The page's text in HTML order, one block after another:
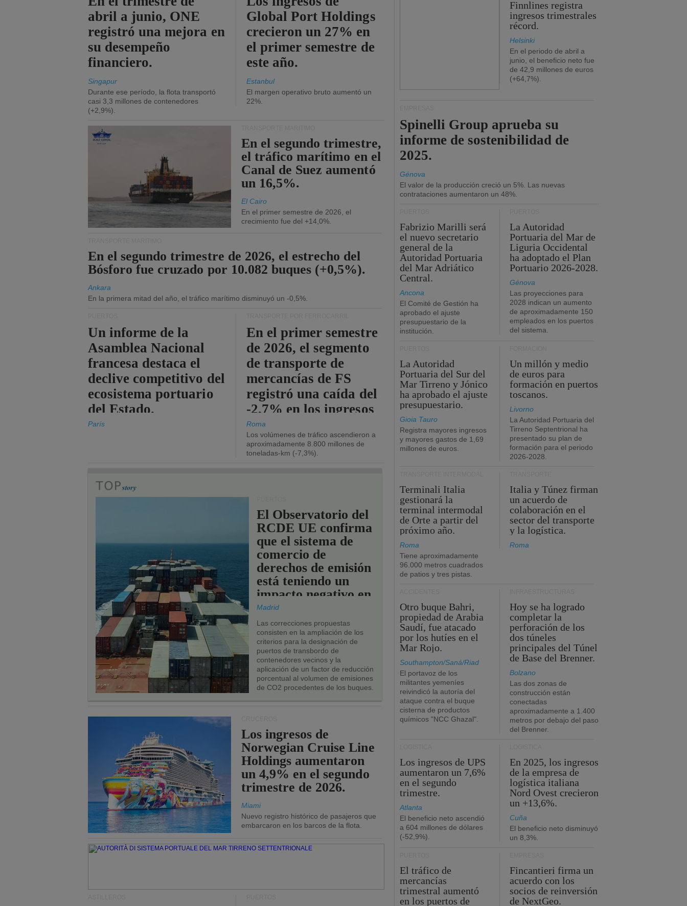
abril a junio, ONE
registró una mejora en
su desempeño
financiero.
Singapur
Durante ese período, la flota transportó
casi 3,3 millones de contenedores
(+2,9%).
Global Port Holdings
crecieron un 27% en
el primer semestre de
este año.
Estanbul
El margen operativo bruto aumentó un
22%.
En el segundo trimestre,
el tráfico marítimo en el
Canal de Suez aumentó
un 16,5%.
El Cairo
En el primer semestre de 2026, el
crecimiento fue del +14,0%.
En el segundo trimestre de 2026, el estrecho del
Bósforo fue cruzado por 10.082 buques (+0,5%).
Ankara
En la primera mitad del año, el tráfico marítimo disminuyó un -0,5%.
Un informe de la
Asamblea Nacional
francesa destaca el
declive competitivo del
ecosistema portuario
del Estado.
París
En el primer semestre
de 2026, el segmento
de transporte de
mercancías de FS
registró una caída del
-2,7% en los ingresos
operativos.
Roma
Los volúmenes de tráfico ascendieron a
aproximadamente 8.800 millones de
toneladas-km (-7,3%).
El Observatorio del
RCDE UE confirma
que el sistema de
comercio de
derechos de emisión
está teniendo un
impacto negativo en
los puertos de la
UE.
Madrid
Las correcciones propuestas
consisten en la ampliación de los
criterios para la designación de
puertos de transbordo de
contenedores vecinos y la
aplicación de un factor de reducción
porcentual al volumen de emisiones
de CO2 procedentes de los buques.
Los ingresos de
Norwegian Cruise Line
Holdings aumentaron
un 4,9% en el segundo
trimestre de 2026.
Miami
Nuevo registro histórico de pasajeros que
embarcaron en los barcos de la flota.
Finnlines registra
ingresos trimestrales
récord.
Helsinki
En el periodo de abril a
junio, el beneficio neto fue
de 42,9 millones de euros
(+64,7%).
Spinelli Group aprueba su
informe de sostenibilidad de
2025.
Génova
El valor de la producción creció un 5%. Las nuevas
contrataciones aumentaron un 48%.
Fabrizio Marilli será
el nuevo secretario
general de la
Autoridad Portuaria
del Mar Adriático
Central.
Ancona
El Comité de Gestión ha
aprobado el ajuste
presupuestario de la
institución.
La Autoridad
Portuaria del Mar de
Liguria Occidental
ha adoptado el Plan
Portuario 2026-2028.
Génova
Las proyecciones para
2028 indican un aumento
de aproximadamente 150
empleados en los puertos
del sistema.
La Autoridad
Portuaria del Sur del
Mar Tirreno y Jónico
ha aprobado el ajuste
presupuestario.
Gioia Tauro
Registra mayores ingresos
y mayores gastos de 1,69
millones de euros.
Un millón y medio
de euros para
formación en puertos
toscanos.
Livorno
La Autoridad Portuaria del
Tirreno Septentrional ha
presentado su plan de
formación para el periodo
2026-2028.
Terminali Italia
gestionará la
terminal intermodal
de Orte a partir del
próximo año.
Roma
Tiene aproximadamente
96.000 metros cuadrados
de patios y tres pistas.
Italia y Túnez firman
un acuerdo de
colaboración en el
sector del transporte
y la logística.
Roma
Otro buque Bahri,
propiedad de Arabia
Saudí, fue atacado
por los hutíes en el
Mar Rojo.
Southampton/Saná/Riad
El portavoz de los
militantes yemeníes
reivindicó la autoría del
ataque contra el buque
cisterna de productos
químicos "NCC Ghazal".
Hoy se ha logrado
completar la
perforación de los
dos túneles
principales del Túnel
de Base del Brenner.
Bolzano
Las dos zonas de
construcción están
conectadas
aproximadamente a 1.400
metros por debajo del paso
del Brenner.
Los ingresos de UPS
aumentaron un 7,6%
en el segundo
trimestre.
Atlanta
El beneficio neto ascendió
a 604 millones de dólares
(-52,9%).
En 2025, los ingresos
de la empresa de
logística italiana
Nord Ovest crecieron
un +13,6%.
Cuña
El beneficio neto disminuyó
un 8,3%.
El tráfico de
mercancías
trimestral aumentó
en los puertos de
Fincantieri firma un
acuerdo con los
socios de reinversión
de NextGeo.